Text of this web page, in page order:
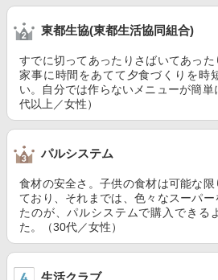
東都生協(東都生活協同組合)
すでに切ってあったりさばいてあっ
家事に時間をあてて夕食づくりを時
い。自分では作らないメニューが簡
代以上／女性）
パルシステム
食材の安全さ。子供の食材は可能な
ており、それまでは、色々なスーパ
たのが、パルシステムで購入できる
た。（30代／女性）
生活クラブ